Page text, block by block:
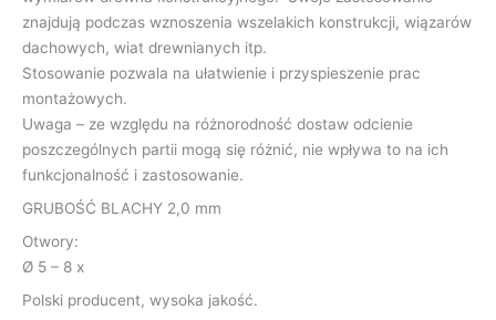
znajdują podczas wznoszenia wszelakich konstrukcji, wiązarów
dachowych, wiat drewnianych itp.
Stosowanie pozwala na ułatwienie i przyspieszenie prac
montażowych.
Uwaga – ze względu na różnorodność dostaw odcienie
poszczególnych partii mogą się różnić, nie wpływa to na ich
funkcjonalność i zastosowanie.
GRUBOŚĆ BLACHY 2,0 mm
Otwory:
Ø 5 – 8 x
Polski producent, wysoka jakość.